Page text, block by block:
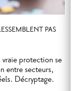
PAS
vraie protection se
entre secteurs,
Décryptage.